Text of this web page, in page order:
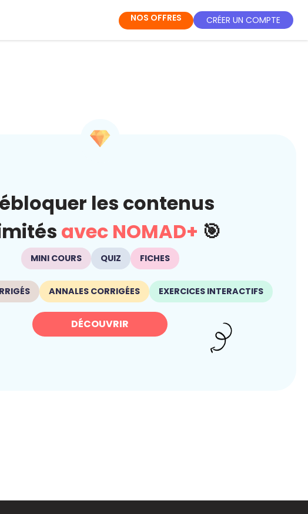
NOS OFFRES CRÉER UN COMPTE
les contenus
avec NOMAD+ 🎯
MINI COURS QUIZ FICHES
ANNALES CORRIGÉES EXERCICES INTERACTIFS
DÉCOUVRIR